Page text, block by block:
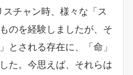
チャン時、様々な「ス
のを経験しましたが、そ
とされる存在に、「命」
た。今思えば、それらは